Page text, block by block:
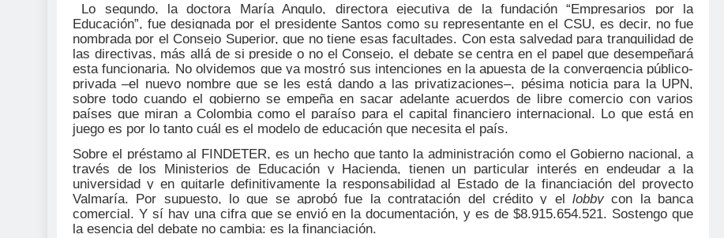
Lo segundo, la doctora María Angulo, directora ejecutiva de la fundación “Empresarios por la
Educación”, fue designada por el presidente Santos como su representante en el CSU, es decir, no fue
nombrada por el Consejo Superior, que no tiene esas facultades. Con esta salvedad para tranquilidad de
las directivas, más allá de si preside o no el Consejo, el debate se centra en el papel que desempeñará
esta funcionaria. No olvidemos que ya mostró sus intenciones en la apuesta de la convergencia público-
privada –el nuevo nombre que se les está dando a las privatizaciones–, pésima noticia para la UPN,
sobre todo cuando el gobierno se empeña en sacar adelante acuerdos de libre comercio con varios
países que miran a Colombia como el paraíso para el capital financiero internacional. Lo que está en
juego es por lo tanto cuál es el modelo de educación que necesita el país.
Sobre el préstamo al FINDETER, es un hecho que tanto la administración como el Gobierno nacional, a
través de los Ministerios de Educación y Hacienda, tienen un particular interés en endeudar a la
universidad y en quitarle definitivamente la responsabilidad al Estado de la financiación del proyecto
Valmaría. Por supuesto, lo que se aprobó fue la contratación del crédito y el lobbycon la banca
comercial. Y sí hay una cifra que se envió en la documentación, y es de $8.915.654.521. Sostengo que
la esencia del debate no cambia: es la financiación.